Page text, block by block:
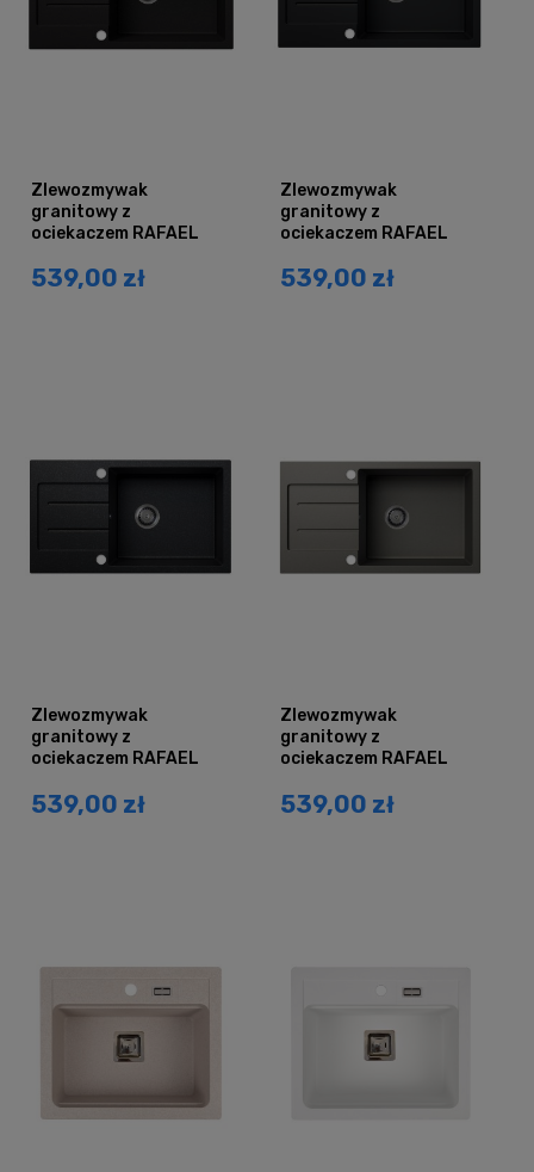
Zlewozmywak
granitowy z
ociekaczem RAFAEL
539,00 zł
Zlewozmywak
granitowy z
ociekaczem RAFAEL
539,00 zł
Zlewozmywak
granitowy z
ociekaczem RAFAEL
539,00 zł
Zlewozmywak
granitowy z
ociekaczem RAFAEL
539,00 zł